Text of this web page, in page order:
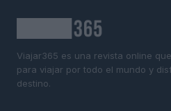
Viajar365 es una revista online
para viajar por todo el mundo y
destino.